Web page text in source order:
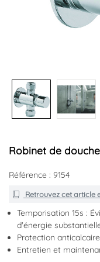
Robinet de
Référence : 9154
Retrouvez cet article
Temporisation 15s :
d'énergie
Protection
Entretien et